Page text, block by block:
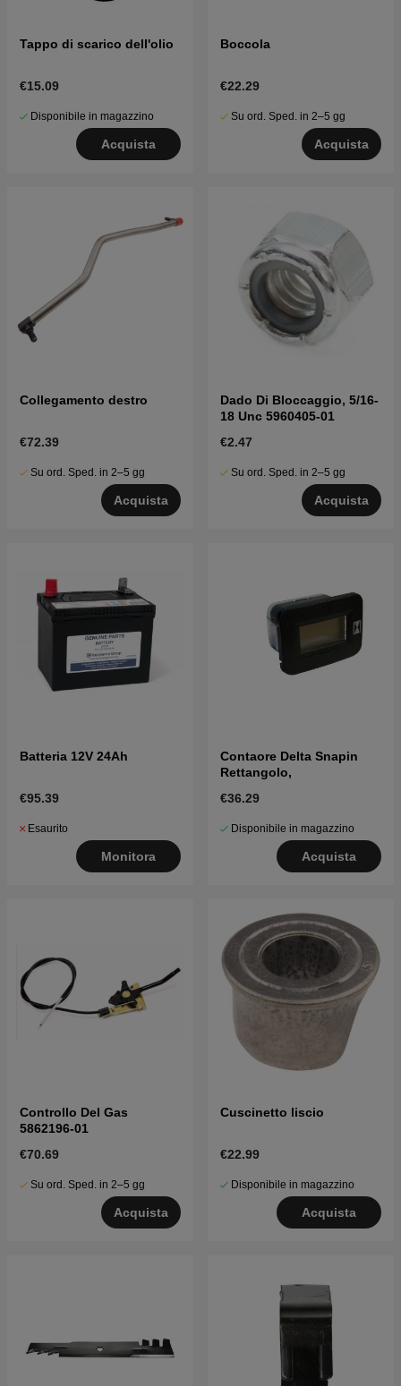
Tappo di scarico dell'olio
€15.09
Disponibile in magazzino
Acquista
Boccola
€22.29
Su ord. Sped. in 2–5 gg
Acquista
Collegamento destro
€72.39
Su ord. Sped. in 2–5 gg
Acquista
Dado Di Bloccaggio, 5/16-
18 Unc 5960405-01
€2.47
Su ord. Sped. in 2–5 gg
Acquista
Batteria 12V 24Ah
€95.39
Esaurito
Monitora
Contaore Delta Snapin
Rettangolo,
€36.29
Disponibile in magazzino
Acquista
Controllo Del Gas
5862196-01
€70.69
Su ord. Sped. in 2–5 gg
Acquista
Cuscinetto liscio
€22.99
Disponibile in magazzino
Acquista